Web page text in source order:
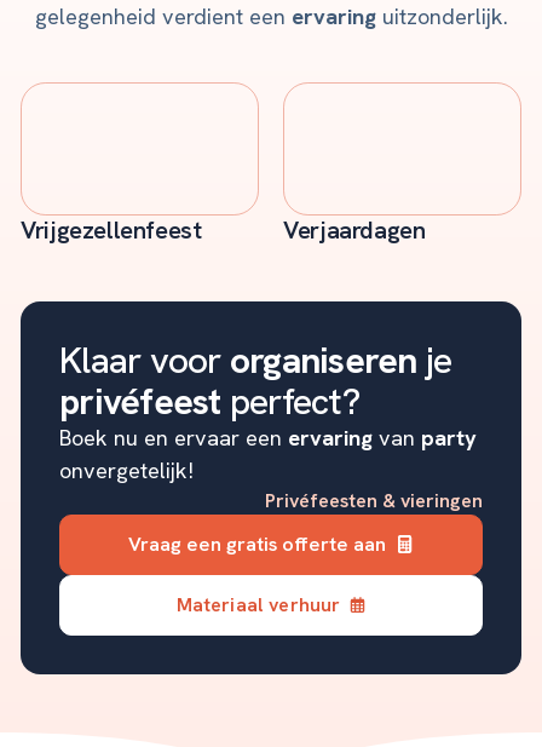
gelegenheid verdient een ervaringuitzonderlijk.
Vrijgezellenfeest Verjaardagen
Klaar voor organiseren je
privéfeest perfect?
Boek nu en ervaar een ervaring van party
onvergetelijk!
Privéfeesten & vieringen
Vraag een gratis offerte aan
Materiaal verhuur